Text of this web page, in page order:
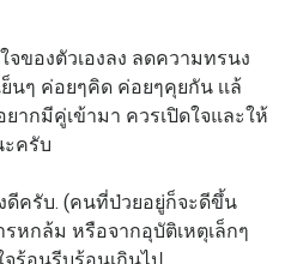
ของตัวเองลง ลดความทรนง
นๆ ค่อยๆคิด ค่อยๆคุยกัน เเล้
ากมีคู่เข้ามา ควรเปิดใจและให้
ครับ
งดีครับ. (คนที่ป่วยอยู่ก็จะดีขึ้น
รหกล้ม หรือจากอุบัติเหตุเล็กๆ